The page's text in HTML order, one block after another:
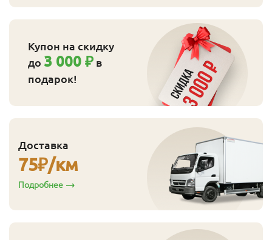
Купон на скидку
до 3 000 ₽ в
подарок!
Доставка
75₽/км
Подробнее